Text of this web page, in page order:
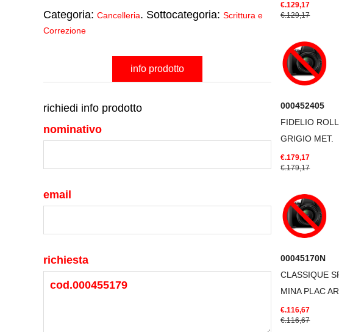
Categoria:Cancelleria. Sottocategoria:Scrittura e
Correzione
info prodotto
richiedi info prodotto
nominativo
email
richiesta
€.129,17
€.129,17
000452405
FIDELIO
GRIGIO MET.
€.179,17
€.179,17
00045170N
CLASSIQUE
MINA PLAC
€.116,67
€.116,67